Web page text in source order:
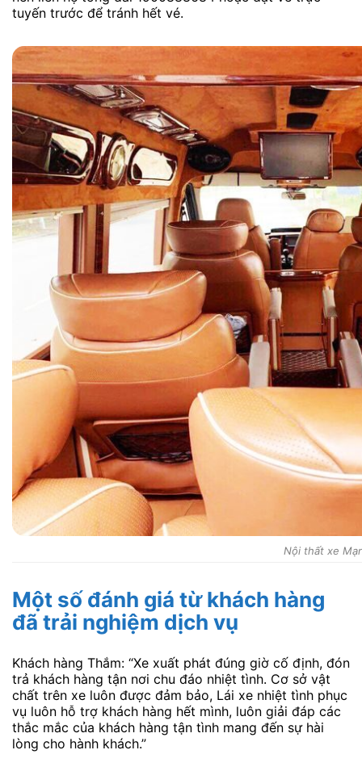
tuyến trước để tránh hết vé.
Nội thất xe
Một số đánh giá từ khách hàng
đã trải nghiệm dịch vụ
Khách hàng Thắm: “Xe xuất phát đúng giờ cố định, đón
trả khách hàng tận nơi chu đáo nhiệt tình. Cơ sở vật
chất trên xe luôn được đảm bảo, Lái xe nhiệt tình phục
vụ luôn hỗ trợ khách hàng hết mình, luôn giải đáp các
thắc mắc của khách hàng tận tình mang đến sự hài
lòng cho hành khách.”